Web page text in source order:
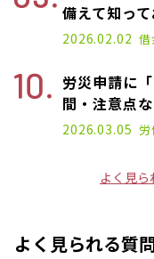
備えて知っ
2021.02.26
2026.02.02 借
労災申請に
間・注意点
2024.11.22
2026.03.05
よく見
よく見られる質